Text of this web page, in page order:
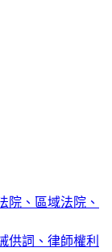
院、區域法院、
供詞、律師權利